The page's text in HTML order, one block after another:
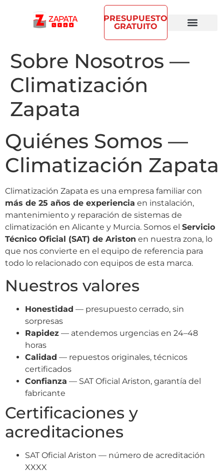
PRESUPUESTO
GRATUITO
Sobre Nosotros —
Climatización
Zapata
Quiénes Somos —
Climatización Zapata
Climatización Zapata es una empresa familiar con
más de 25 años de experiencia en instalación,
mantenimiento y reparación de sistemas de
climatización en Alicante y Murcia. Somos el Servicio
Técnico Oficial (SAT) de Ariston en nuestra zona, lo
que nos convierte en el equipo de referencia para
todo lo relacionado con equipos de esta marca.
Nuestros valores
Honestidad — presupuesto cerrado, sin
sorpresas
Rapidez — atendemos urgencias en 24–48
horas
Calidad — repuestos originales, técnicos
certificados
Confianza — SAT Oficial Ariston, garantía del
fabricante
Certificaciones y
acreditaciones
SAT Oficial Ariston — número de acreditación
XXXX